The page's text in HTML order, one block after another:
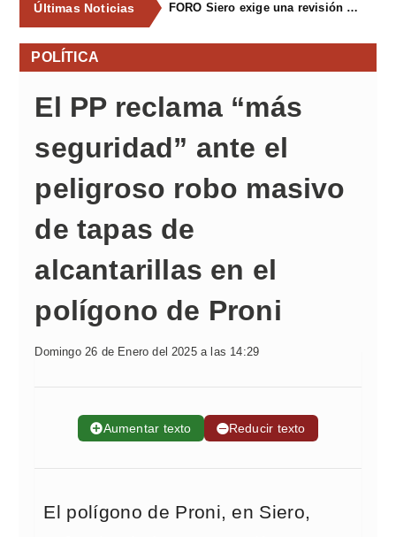
Últimas Noticias FORO Siero exige una revisión integral del servicio de recogida de residuos para acabar con los contenedores desbordados y la imagen de abandono del concejo
POLÍTICA
El PP reclama “más
seguridad” ante el
peligroso robo masivo
de tapas de
alcantarillas en el
polígono de Proni
Domingo 26 de Enero del 2025 a las 14:29
➕Aumentar texto ➖Reducir texto
El polígono de Proni, en Siero,